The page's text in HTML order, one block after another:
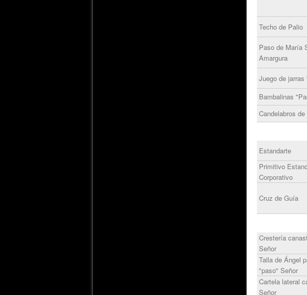
Techo de Palio
Paso de María
Amargura
Juego de
Bambalinas
Candelabros
Estandarte
Primitivo
Corporativo
Cruz de Guía
Crestería
Señor
Talla de Ángel
"paso" Señor
Cartela lateral
Señor